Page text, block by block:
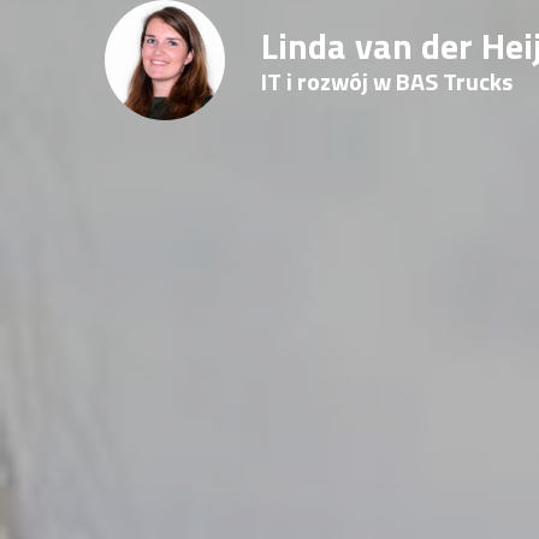
Linda van der
IT i rozwój w BAS Trucks